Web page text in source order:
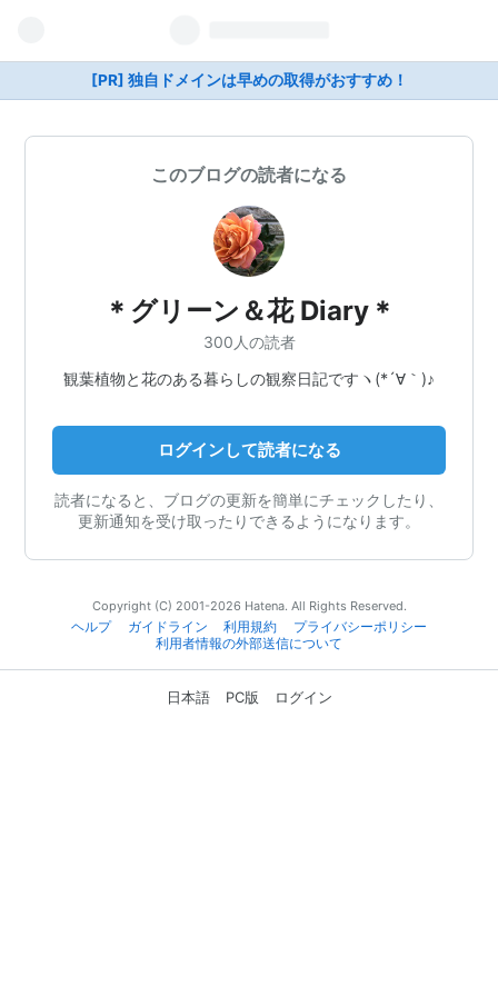
[PR] 独自ドメインは早めの取得がおすすめ！
このブログの読者になる
＊グリーン＆花 Diary＊
300人の読者
観葉植物と花のある暮らしの観察日記ですヽ(*´∀｀)♪
ログインして読者になる
読者になると、ブログの更新を簡単にチェックしたり、
更新通知を受け取ったりできるようになります。
Copyright (C) 2001-2026 Hatena. All Rights Reserved.
ヘルプ
ガイドライン 利用規約
プライバシーポリシー
利用者情報の外部送信について
日本語 PC版 ログイン